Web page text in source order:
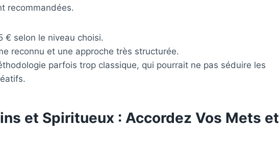
recommandées.
€ selon le niveau choisi.
reconnu et une approche très structurée.
parfois trop classique, qui pourrait ne pas séduire les
et Spiritueux : Accordez Vos Mets et